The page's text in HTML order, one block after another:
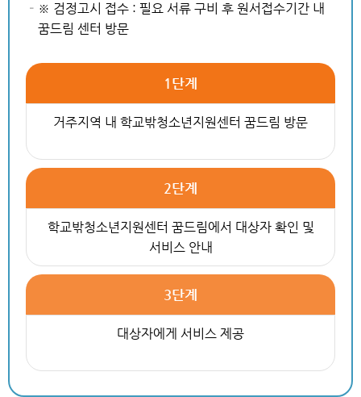
※ 검정고시 접수 : 필요 서류 구비 후 원서접수기간 내
꿈드림 센터 방문
1단계
거주지역 내 학교밖청소년지원센터 꿈드림 방문
2단계
학교밖청소년지원센터 꿈드림에서 대상자 확인 및
서비스 안내
3단계
대상자에게 서비스 제공